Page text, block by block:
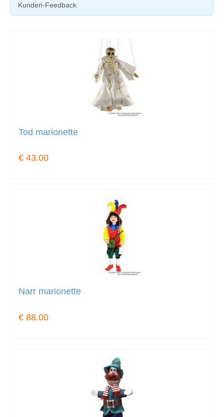
Kunden-Feedback
Tod marionette
€ 43.00
Narr marionette
€ 88.00